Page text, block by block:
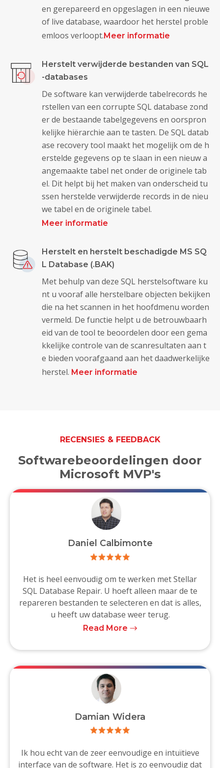
en gerepareerd en opgeslagen in een nieuwe
of live database, waardoor het herstel proble
emloos verloopt.Meer informatie
Herstelt verwijderde bestanden van SQL
-databases
De software kan verwijderde tabelrecords he
rstellen van een corrupte SQL database zond
er de bestaande tabelgegevens en oorspron
kelijke hiërarchie aan te tasten. De SQL datab
ase recovery tool maakt het mogelijk om de h
erstelde gegevens op te slaan in een nieuw a
angemaakte tabel net onder de originele tab
el. Dit helpt bij het maken van onderscheid tu
ssen herstelde verwijderde records in de nieu
we tabel en de originele tabel.
Meer informatie
Herstelt en herstelt beschadigde MS SQ
L Database (.BAK)
Met behulp van deze SQL herstelsoftware ku
nt u vooraf alle herstelbare objecten bekijken
die na het scannen in het hoofdmenu worden
vermeld. De functie helpt u de betrouwbaarh
eid van de tool te beoordelen door een gema
kkelijke controle van de scanresultaten aan t
e bieden voorafgaand aan het daadwerkelijke
herstel. Meer informatie
RECENSIES & FEEDBACK
Softwarebeoordelingen door
Microsoft MVP's
Daniel Calbimonte
Het is heel eenvoudig om te werken met Stellar
SQL Database Repair. U hoeft alleen maar de te
repareren bestanden te selecteren en dat is alles,
u heeft uw database weer terug.
Read More
Damian Widera
Ik hou echt van de zeer eenvoudige en intuïtieve
interface van de software. Het is zo eenvoudig dat